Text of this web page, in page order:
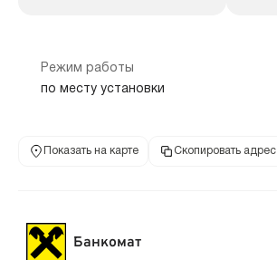
Режим работы
по месту установки
Показать на карте Скопировать адрес
Банкомат